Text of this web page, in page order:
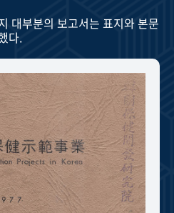
행정박물 영상 기록물
50+1주년 광장
대부분의 보고서는 표지와 본문
다.